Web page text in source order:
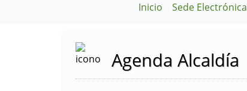
Inicio Sede Electrónica
Agenda Alcaldía